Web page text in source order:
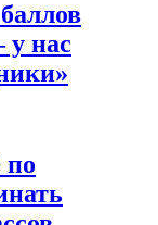
у нас
по